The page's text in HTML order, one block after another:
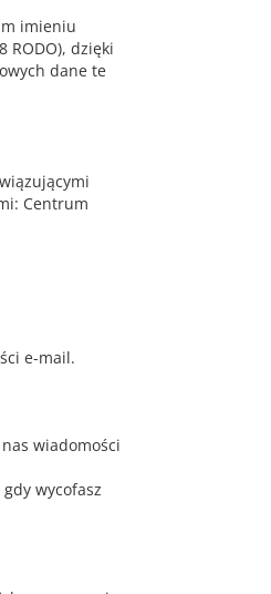
imieniu
RODO), dzięki
dane te
Centrum
e-mail.
wiadomości
wycofasz